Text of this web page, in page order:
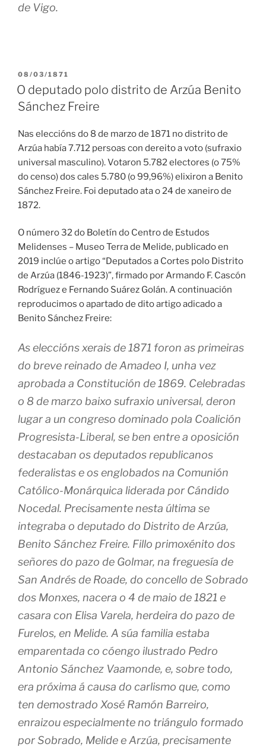
de Vigo.
PUBLICADO
EN
08/03/1871
O deputado polo distrito de Arzúa Benito
Sánchez Freire
Nas eleccións do 8 de marzo de 1871 no distrito de
Arzúa había 7.712 persoas con dereito a voto (sufraxio
universal masculino). Votaron 5.782 electores (o 75%
do censo) dos cales 5.780 (o 99,96%) elixiron a Benito
Sánchez Freire. Foi deputado ata o 24 de xaneiro de
1872.
O número 32 do Boletín do Centro de Estudos
Melidenses – Museo Terra de Melide, publicado en
2019 inclúe o artigo “Deputados a Cortes polo Distrito
de Arzúa (1846-1923)”, firmado por Armando F. Cascón
Rodríguez e Fernando Suárez Golán. A continuación
reproducimos o apartado de dito artigo adicado a
Benito Sánchez Freire:
As eleccións xerais de 1871 foron as primeiras
do breve reinado de Amadeo I, unha vez
aprobada a Constitución de 1869. Celebradas
o 8 de marzo baixo sufraxio universal, deron
lugar a un congreso dominado pola Coalición
Progresista-Liberal, se ben entre a oposición
destacaban os deputados republicanos
federalistas e os englobados na Comunión
Católico-Monárquica liderada por Cándido
Nocedal. Precisamente nesta última se
integraba o deputado do Distrito de Arzúa,
Benito Sánchez Freire. Fillo primoxénito dos
señores do pazo de Golmar, na freguesía de
San Andrés de Roade, do concello de Sobrado
dos Monxes, nacera o 4 de maio de 1821 e
casara con Elisa Varela, herdeira do pazo de
Furelos, en Melide. A súa familia estaba
emparentada co cóengo ilustrado Pedro
Antonio Sánchez Vaamonde, e, sobre todo,
era próxima á causa do carlismo que, como
ten demostrado Xosé Ramón Barreiro,
enraizou especialmente no triángulo formado
por Sobrado, Melide e Arzúa, precisamente